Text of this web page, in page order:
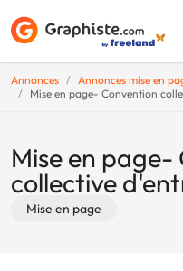
Annonces
Annonces mise en
Mise en page- Convention
Mise en page-
collective
Mise en page